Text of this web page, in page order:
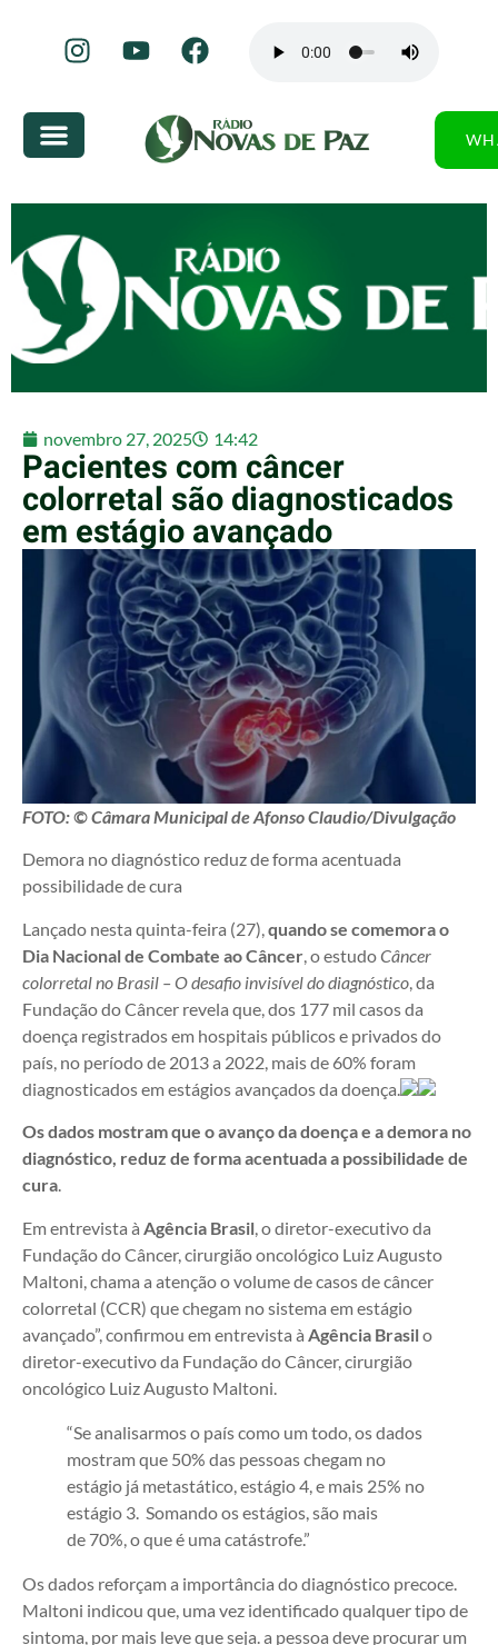
novembro 27, 2025 14:42
Pacientes com câncer
colorretal são diagnosticados
em estágio avançado
FOTO: © Câmara Municipal de Afonso Claudio/Divulgação
Demora no diagnóstico reduz de forma acentuada
possibilidade de cura
Lançado nesta quinta-feira (27), quando se comemora o
Dia Nacional de Combate ao Câncer , o estudoCâncer
colorretal no Brasil – O desafio invisível do diagnóstico , da
Fundação do Câncer revela que, dos 177 mil casos da
doença registrados em hospitais públicos e privados do
país, no período de 2013 a 2022, mais de 60% foram
diagnosticados em estágios avançados da doença.
Os dados mostram que o avanço da doença e a demora no
diagnóstico, reduz de forma acentuada a possibilidade de
cura.
Em entrevista à Agência Brasil , o diretor-executivo da
Fundação do Câncer, cirurgião oncológico Luiz Augusto
Maltoni, chama a atenção o volume de casos de câncer
colorretal (CCR) que chegam no sistema em estágio
avançado”, confirmou em entrevista à Agência Brasilo
diretor-executivo da Fundação do Câncer, cirurgião
oncológico Luiz Augusto Maltoni.
“Se analisarmos o país como um todo, os dados
mostram que 50% das pessoas chegam no
estágio já metastático, estágio 4, e mais 25% no
estágio 3. Somando os estágios, são mais
de 70%, o que é uma catástrofe.”
Os dados reforçam a importância do diagnóstico precoce.
Maltoni indicou que, uma vez identificado qualquer tipo de
sintoma, por mais leve que seja. a pessoa deve procurar um